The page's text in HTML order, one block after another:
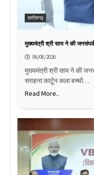
छत्तीसगढ़
मुख्यमंत्री श्री साय ने की
06/08/2026
मुख्यमंत्री श्री साय ने की
सराहना कार्टून कला बच्चों…
Read More..